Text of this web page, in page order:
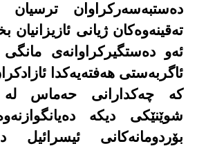
دەستبەسەرکراوان
تەقینەوەکان ژیانی ئازیزانیان
ئەو دەستگیرکراوانەی مانگی
ئاگربەستی هەفتەیەکدا
کە چەکدارانی حەماس لە
شوێنێکی دیکە
بۆردومانەکانی ئیسرائیل